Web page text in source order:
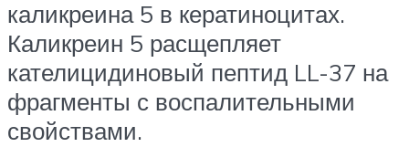
каликреина 5 в кератиноцитах.
Каликреин 5 расщепляет
кателицидиновый пептид LL-37 на
фрагменты с воспалительными
свойствами.